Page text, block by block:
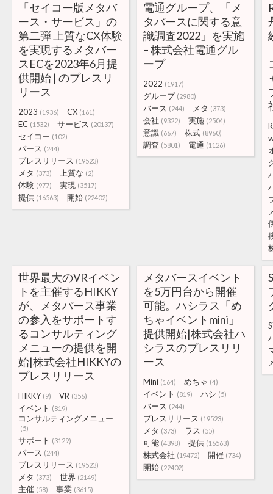
「セイコー版メタバ
ース・サービス」の
第二弾 上質なCX体験
を実現するメタバー
スECを2023年6月提
供開始 | のプレスリ
リース
2023 (1936) CX (161)
EC (1532) サービス (20137)
セイコー (102)
バース (244)
プレスリリース (19523)
メタ (373) 上質な (2)
体験 (977) 実現 (3517)
提供 (16563) 開始 (22402)
電通グループ、「メ
タバースに関する意
識調査2022」を実施
– 株式会社電通グル
ープ
2022 (1917)
グループ (2980)
バース (244) メタ (373)
会社 (9322) 実施 (2504)
意識 (667) 株式 (8960)
調査 (5801) 電通 (1126)
世界最大のVRイベン
トを主催するHIKKY
が、メタバース事業
の参入をサポートす
るコンサルティング
メニューの提供を開
始|株式会社HIKKYの
プレスリリース
HIKKY (9) VR (356)
イベント (819)
コンサルティングメニュー
(5)
サポート (3129)
バース (244)
プレスリリース (19523)
メタ (373) 世界 (2149)
主催 (58) 事業 (3615)
メタバースイベント
を5万円台から開催
可能。ハシラス「め
ちゃイベントmini」
提供開始|株式会社ハ
シラスのプレスリリ
ース
Mini (164) めちゃ (4)
イベント (819) ハシ (5)
バース (244)
プレスリリース (19523)
メタ (373) ラス (55)
可能 (4398) 提供 (16563)
株式会社 (19472) 開催 (734)
開始 (22402)